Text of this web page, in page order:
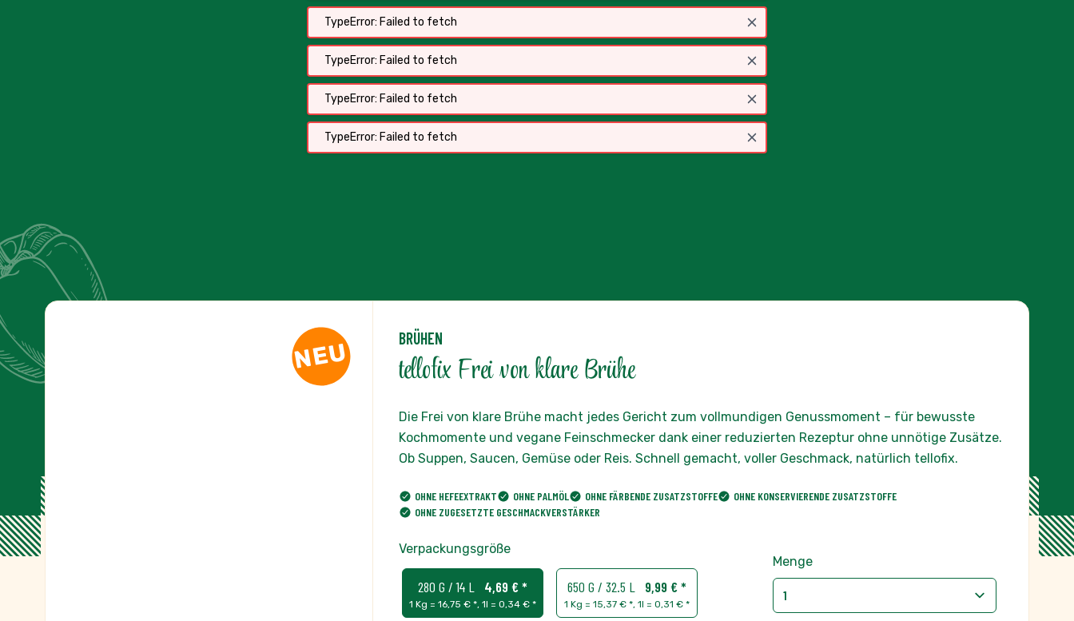
TypeError: Failed to fetch
TypeError: Failed to fetch
TypeError: Failed to fetch
NEU
View larger imageView larger image
BRÜHEN
tellofix Frei von klare Brühe
Die Frei von klare Brühe macht jedes Gericht zum vollmundigen Genussmoment – für bewusste
Ob Suppen, Saucen, Gemüse oder Reis. Schnell gemacht, voller Geschmack, natürlich tellofix.
OHNE HEFEEXTRAKT OHNE PALMÖL OHNE FÄRBENDE ZUSATZSTOFFE
OHNE KONSERVIERENDE ZUSATZSTOFFE
Verpackungsgröße
280 G / 14 L 4,69 € *
1 Kg = 16,75 € *,1l = 0,34 € * 1 Kg = 15,37 € *,1l = 0,31 € *
1000 G / 50 L 12,99 € * 6000 G / 300 L 74,99 € *
Preis 4,69 €